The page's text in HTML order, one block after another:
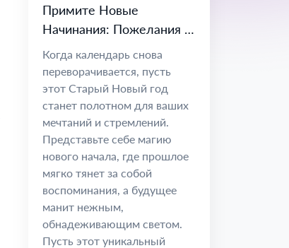
Примите Новые
Начинания: Пожелания и
Размышления на Старый
Новый Год
Когда календарь снова
переворачивается, пусть
этот Старый Новый год
станет полотном для ваших
мечтаний и стремлений.
Представьте себе магию
нового начала, где прошлое
мягко тянет за собой
воспоминания, а будущее
манит нежным,
обнадеживающим светом.
Пусть этот уникальный